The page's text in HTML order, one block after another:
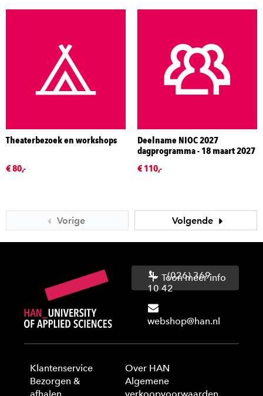
Theaterbezoek en workshops
€ 80,-
Deelname NIOC 2027
dagprogramma - 18 maart 2027
€ 110,-
Vorige Volgende
(026) 369
10 42
webshop@han.nl
Toon meer info
Klantenservice
Bezorgen &
Over HAN
Algemene